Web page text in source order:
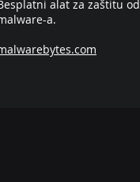
alat za zaštitu od
a.